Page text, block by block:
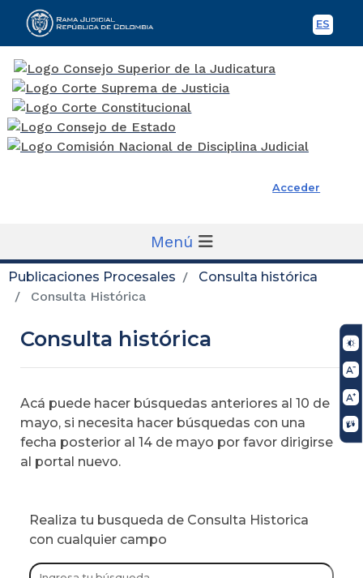
ES
Rama Judicial
Acceder
Menú
Publicaciones Procesales
Consulta histórica
Consulta Histórica
Consulta histórica
Acá puede hacer búsquedas anteriores al 10 de
mayo, si necesita hacer búsquedas con una
fecha posterior al 14 de mayo por favor dirigirse
al portal nuevo.
Realiza tu busqueda de Consulta Historica
con cualquier campo